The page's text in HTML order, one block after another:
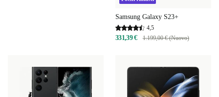
Samsung Galaxy S23+
4,5
331,39 € 1.199,00 € (Nuovo)